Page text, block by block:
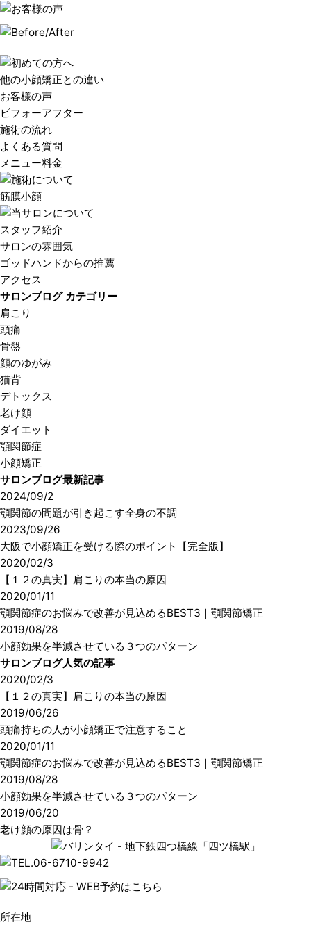
他の小顔矯正との違い
お客様の声
ビフォーアフター
施術の流れ
よくある質問
メニュー料金
筋膜小顔
スタッフ紹介
サロンの雰囲気
ゴッドハンドからの推薦
アクセス
サロンブログ カテゴリー
肩こり
頭痛
骨盤
顔のゆがみ
猫背
デトックス
老け顔
ダイエット
顎関節症
小顔矯正
サロンブログ最新記事
2024/09/2
顎関節の問題が引き起こす全身の不調
2023/09/26
大阪で小顔矯正を受ける際のポイント【完全版】
2020/02/3
【１２の真実】肩こりの本当の原因
2020/01/11
顎関節症のお悩みで改善が見込めるBEST3｜顎関節矯正
2019/08/28
小顔効果を半減させている３つのパターン
サロンブログ人気の記事
2020/02/3
【１２の真実】肩こりの本当の原因
2019/06/26
頭痛持ちの人が小顔矯正で注意すること
2020/01/11
顎関節症のお悩みで改善が見込めるBEST3｜顎関節矯正
2019/08/28
小顔効果を半減させている３つのパターン
2019/06/20
老け顔の原因は骨？
所在地